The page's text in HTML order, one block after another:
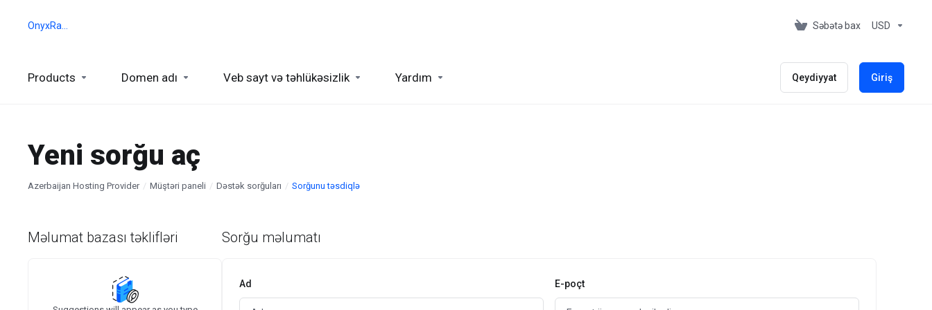
Səbətə bax USD
Products Domen adı Veb sayt və təhlükəsizlik Yardım Qeydiyyat Giriş
Yeni sorğu aç
Azerbaijan Hosting Provider Müştəri paneli Dəstək sorğuları Sorğunu təsdiqlə
Məlumat bazası təklifləri Sorğu məlumatı
Ad E-poçt